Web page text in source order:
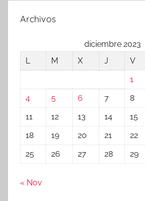
Archivos
diciembre 2023
L
M X J V
1
4
5 6 7 8
11
12 13 14 15
18
19 20 21 22
25
26 27 28 29
« Nov